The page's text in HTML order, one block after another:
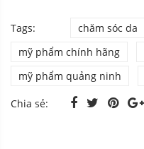
Tags: chăm sóc da
mỹ phẩm chính hãng
mỹ phẩm quảng ninh
Chia sẻ: